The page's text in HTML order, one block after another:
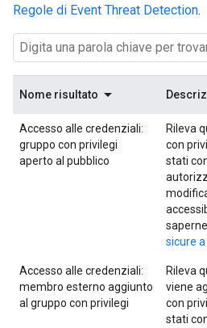
Regole di Event Threat Detection.
Nome risultato
Accesso alle credenziali:
gruppo con privilegi
aperto al pubblico
Rileva
con
stati
sicure a
Accesso alle credenziali:
membro esterno aggiunto
al gruppo con privilegi
Rileva
viene
con
stati